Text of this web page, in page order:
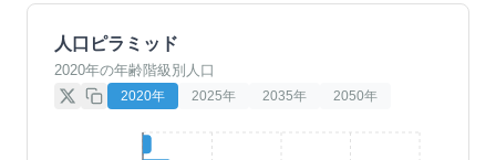
人口ピラミッド
2020年の年齢階級別人口
2020年 2025年 2035年 2050年